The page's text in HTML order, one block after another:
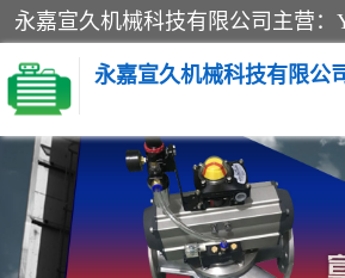
永嘉宣久机械科技有限公
换向阀 Y型
板式换向阀 粉料